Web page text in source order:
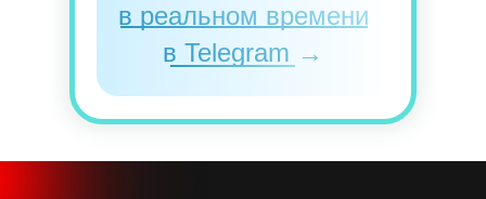
в реальном времени
в Telegram →